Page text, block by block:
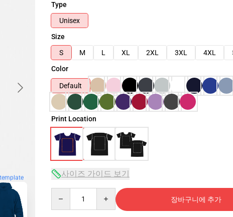
Type
Unisex
Size
S
M L XL 2XL 3XL 4XL
Color
Default
Print Location
사이즈 가이드 보기
장바구니에 추가